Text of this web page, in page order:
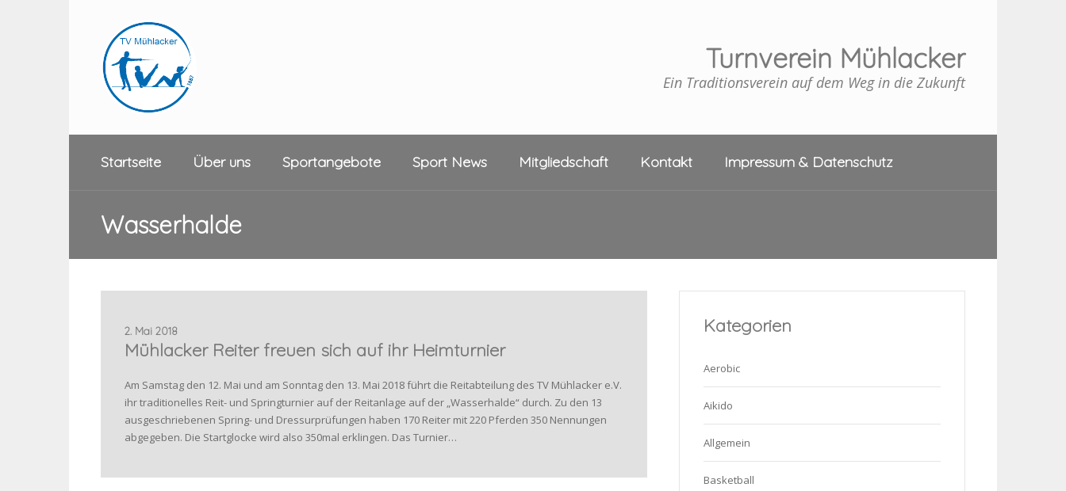
Turnverein Mühlacker
Ein Traditionsverein auf dem Weg in die Zukunft
Startseite Über uns Sportangebote Sport News Mitgliedschaft Kontakt Impressum & Datenschutz
Wasserhalde
2. Mai 2018
Mühlacker Reiter freuen sich auf ihr Heimturnier
Am Samstag den 12. Mai und am Sonntag den 13. Mai 2018 führt die Reitabteilung des TV Mühlacker e.V.
ihr traditionelles Reit- und Springturnier auf der Reitanlage auf der „Wasserhalde“ durch. Zu den 13
ausgeschriebenen Spring- und Dressurprüfungen haben 170 Reiter mit 220 Pferden 350 Nennungen
abgegeben. Die Startglocke wird also 350mal erklingen. Das Turnier…
Kategorien
Aerobic
Aikido
Allgemein
Basketball